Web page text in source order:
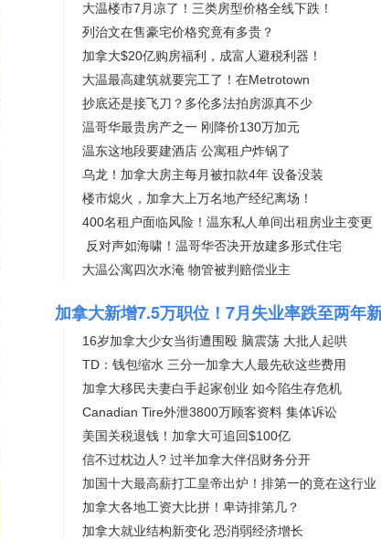
大温楼市7月凉了！三类房型价格全线下跌！
列治文在售豪宅价格究竟有多贵？
加拿大$20亿购房福利，成富人避税利器！
大温最高建筑就要完工了！在Metrotown
抄底还是接飞刀？多伦多法拍房源真不少
温哥华最贵房产之一 刚降价130万加元
温东这地段要建酒店 公寓租户炸锅了
乌龙！加拿大房主每月被扣款4年 设备没装
楼市熄火，加拿大上万名地产经纪离场！
400名租户面临风险！温东私人单间出租房业主变更
反对声如海啸！温哥华否决开放建多形式住宅
大温公寓四次水淹 物管被判赔偿业主
加拿大新增7.5万职位！7月失业率跌至两年
16岁加拿大少女当街遭围殴 脑震荡 大批人起哄
TD：钱包缩水 三分一加拿大人最先砍这些费用
加拿大移民夫妻白手起家创业 如今陷生存危机
Canadian Tire外泄3800万顾客资料 集体诉讼
美国关税退钱！加拿大可追回$100亿
信不过枕边人? 过半加拿大伴侣财务分开
加国十大最高薪打工皇帝出炉！排第一的竟在这行业
加拿大各地工资大比拼！卑诗排第几？
加拿大就业结构新变化 恐消弱经济增长